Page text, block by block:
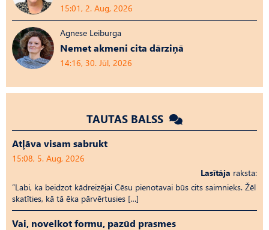
15:01, 2. Aug, 2026
Agnese Leiburga
Nemet akmeni cita dārziņā
14:16, 30. Jūl, 2026
TAUTAS BALSS
Atļāva visam sabrukt
15:08, 5. Aug, 2026
Lasītāja raksta:
“Labi, ka beidzot kādreizējai Cēsu pienotavai būs cits saimnieks. Žēl
skatīties, kā tā ēka pārvērtusies […]
Vai, novelkot formu, pazūd prasmes